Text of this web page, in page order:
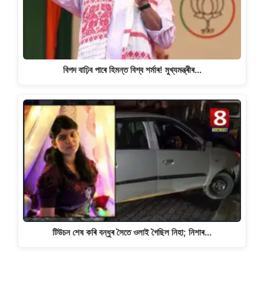
বিপদ বাঢ়িব পাৰে হিমন্ত বিশ্ব শৰ্মাৰ! মুখ্যমন্ত্ৰীৰ…
টিউচন শেষ কৰি বন্ধুৰ সৈতে ওলাই গৈছিল নিহা; নিশাৰ…